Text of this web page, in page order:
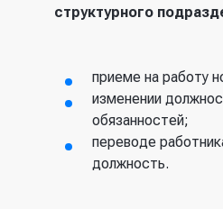
структурного
приеме на работу
изменении
обязанностей;
переводе
должность.